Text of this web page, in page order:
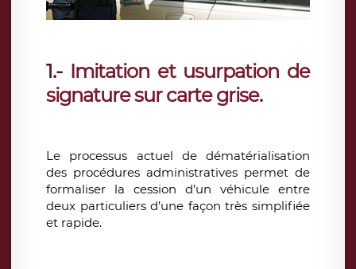
1.- Imitation et usurpation de
signature sur carte grise.
Le processus actuel de dématérialisation
des procédures administratives permet de
formaliser la cession d’un véhicule entre
deux particuliers d’une façon très simplifiée
et rapide.